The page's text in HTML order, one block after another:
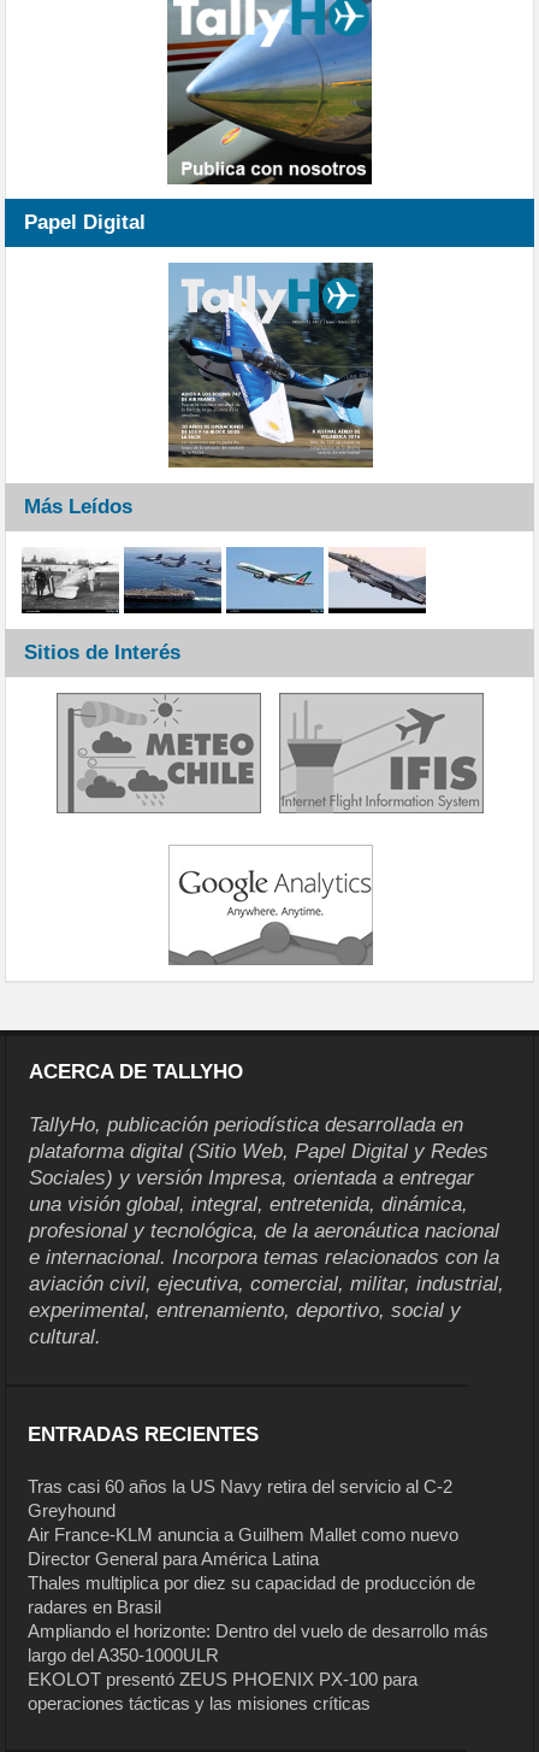
Papel Digital
Más Leídos
Sitios de Interés
ACERCA DE TALLYHO
TallyHo, publicación periodística desarrollada en
plataforma digital (Sitio Web, Papel Digital y Redes
Sociales) y versión Impresa, orientada a entregar
una visión global, integral, entretenida, dinámica,
profesional y tecnológica, de la aeronáutica nacional
e internacional. Incorpora temas relacionados con la
aviación civil, ejecutiva, comercial, militar, industrial,
experimental, entrenamiento, deportivo, social y
cultural.
ENTRADAS RECIENTES
Tras casi 60 años la US Navy retira del servicio al C-2
Greyhound
Air France-KLM anuncia a Guilhem Mallet como nuevo
Director General para América Latina
Thales multiplica por diez su capacidad de producción de
radares en Brasil
Ampliando el horizonte: Dentro del vuelo de desarrollo más
largo del A350-1000ULR
EKOLOT presentó ZEUS PHOENIX PX-100 para
operaciones tácticas y las misiones críticas